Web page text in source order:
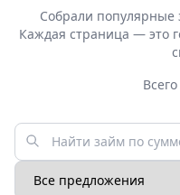
Собрали популярные
Каждая страница — это